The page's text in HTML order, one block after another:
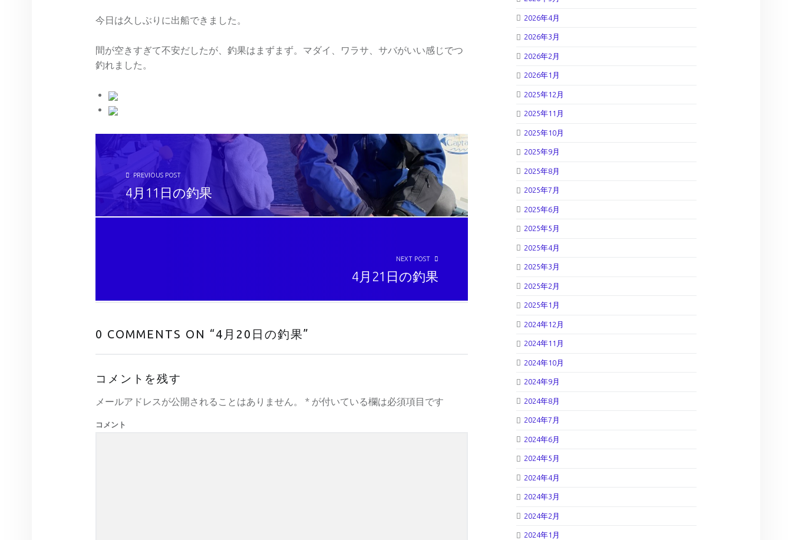
今日は久しぶりに出船できました。
間が空きすぎて不安だしたが、釣果はまずまず。マダイ、ワラサ、サバがいい感じでつ
釣れました。
投稿ナビゲーション
PREVIOUS POST
4月11日の釣果
NEXT POST
4月21日の釣果
0 COMMENTS ON “4月20日の釣果”
コメントを残す
メールアドレスが公開されることはありません。 * が付いている欄は必須項目です
コメント
2026年4月
2026年3月
2026年2月
2026年1月
2025年12月
2025年11月
2025年10月
2025年9月
2025年8月
2025年7月
2025年6月
2025年5月
2025年4月
2025年3月
2025年2月
2025年1月
2024年12月
2024年11月
2024年10月
2024年9月
2024年8月
2024年7月
2024年6月
2024年5月
2024年4月
2024年3月
2024年2月
2024年1月